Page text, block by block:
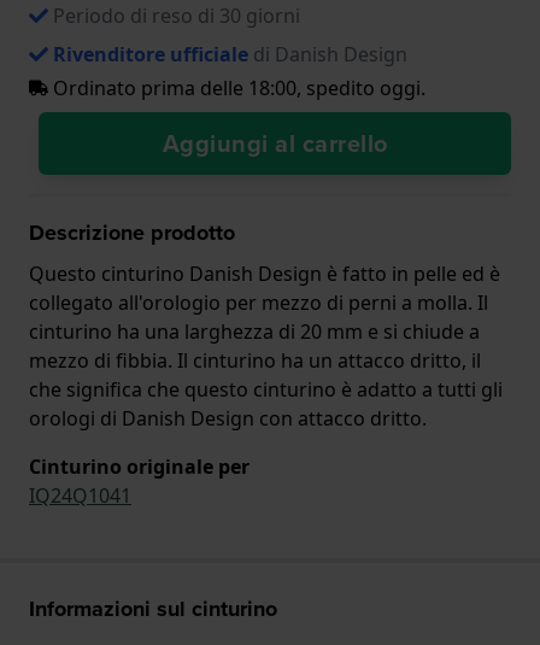
Periodo di reso di 30 giorni
Rivenditore ufficiale di Danish Design
Ordinato prima delle 18:00, spedito oggi.
Aggiungi al carrello
Descrizione prodotto
Questo cinturino Danish Design è fatto in pelle ed è
collegato all'orologio per mezzo di perni a molla. Il
cinturino ha una larghezza di 20 mm e si chiude a
mezzo di fibbia. Il cinturino ha un attacco dritto, il
che significa che questo cinturino è adatto a tutti gli
orologi di Danish Design con attacco dritto.
Cinturino originale per
IQ24Q1041
Informazioni sul cinturino